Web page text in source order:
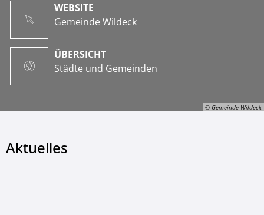
© Gemeinde Wildeck
WEBSITE
Gemeinde Wildeck
ÜBERSICHT
Städte und Gemeinden
Aktuelles